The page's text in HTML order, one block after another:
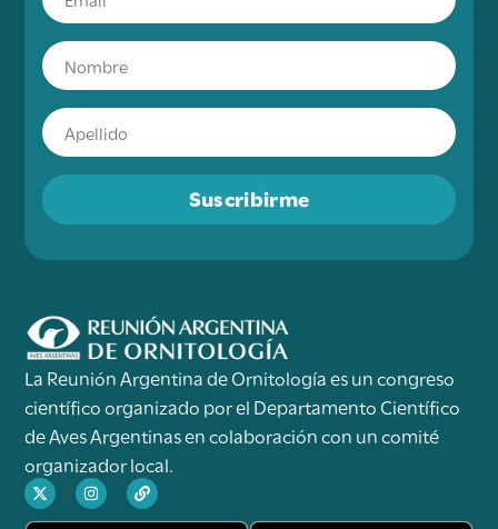
Suscribirme
La Reunión Argentina de Ornitología es un congreso
científico organizado por el Departamento Científico
de Aves Argentinas en colaboración con un comité
organizador local.